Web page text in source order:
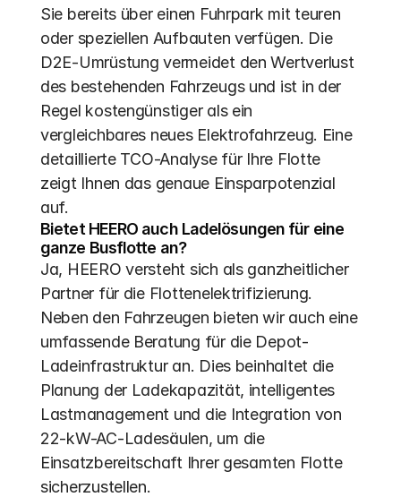
Sie bereits über einen Fuhrpark mit teuren
oder speziellen Aufbauten verfügen. Die
D2E-Umrüstung vermeidet den Wertverlust
des bestehenden Fahrzeugs und ist in der
Regel kostengünstiger als ein
vergleichbares neues Elektrofahrzeug. Eine
detaillierte TCO-Analyse für Ihre Flotte
zeigt Ihnen das genaue Einsparpotenzial
auf.
Bietet HEERO auch Ladelösungen für eine
ganze Busflotte an?
Ja, HEERO versteht sich als ganzheitlicher
Partner für die Flottenelektrifizierung.
Neben den Fahrzeugen bieten wir auch eine
umfassende Beratung für die Depot-
Ladeinfrastruktur an. Dies beinhaltet die
Planung der Ladekapazität, intelligentes
Lastmanagement und die Integration von
22-kW-AC-Ladesäulen, um die
Einsatzbereitschaft Ihrer gesamten Flotte
sicherzustellen.